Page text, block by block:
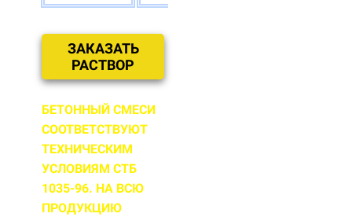
ЗАКАЗАТЬ
РАСТВОР
БЕТОННЫЙ СМЕСИ
СООТВЕТСТВУЮТ
ТЕХНИЧЕСКИМ
УСЛОВИЯМ СТБ
1035-96. НА ВСЮ
ПРОДУКЦИЮ